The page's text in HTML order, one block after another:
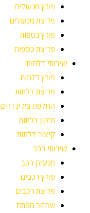
פורץ מנעולים
פריצת מנעולים
פורץ כספות
פריצת כספות
שירותי דלתות
פורץ דלתות
פריצת דלתות
החלפת צילינדרים
תיקון דלתות
קיצור דלתות
שירותי רכב
מנעולן רכב
פורץ רכבים
פריצת רכבים
שחזור מפתח